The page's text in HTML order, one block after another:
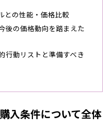
との性能・価格比較
後の価格動向を踏まえた
行動リストと準備すべき
入条件について全体